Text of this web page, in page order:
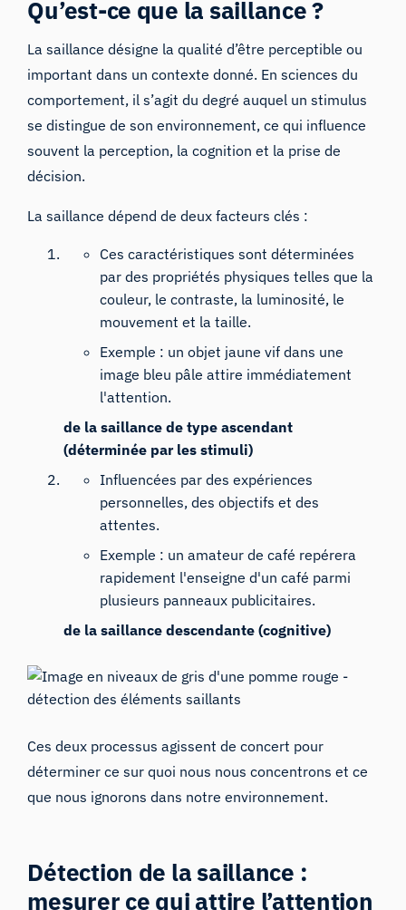
Qu’est-ce que la saillance ?
La saillance désigne la qualité d’être perceptible ou
important dans un contexte donné. En sciences du
comportement, il s’agit du degré auquel un stimulus
se distingue de son environnement, ce qui influence
souvent la perception, la cognition et la prise de
décision.
La saillance dépend de deux facteurs clés :
Ces caractéristiques sont déterminées
par des propriétés physiques telles que la
couleur, le contraste, la luminosité, le
mouvement et la taille.
Exemple : un objet jaune vif dans une
image bleu pâle attire immédiatement
l'attention.
de la saillance de type ascendant
(déterminée par les stimuli)
Influencées par des expériences
personnelles, des objectifs et des
attentes.
Exemple : un amateur de café repérera
rapidement l'enseigne d'un café parmi
plusieurs panneaux publicitaires.
de la saillance descendante (cognitive)
Ces deux processus agissent de concert pour
déterminer ce sur quoi nous nous concentrons et ce
que nous ignorons dans notre environnement.
Détection de la saillance :
mesurer ce qui attire l’attention